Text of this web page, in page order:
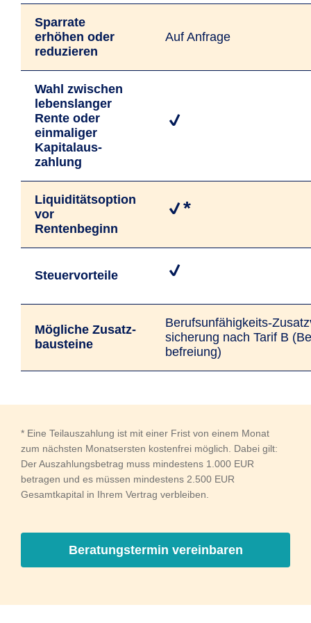
Sparrate
erhöhen oder
reduzieren
Auf Anfrage
Wahl zwischen
lebens­langer
Rente oder
einmaliger
Kapital­aus­
zahlung
Liquiditäts­option
vor
Rentenbeginn
*
Steuervorteile
Mögliche Zusatz­
bausteine
Berufs­unfähig­keits-
siche­rung nach Tarif B
befreiung)
* Eine Teilauszahlung ist mit einer Frist von einem Monat
zum nächsten Monatsersten kostenfrei möglich. Dabei gilt:
Der Auszahlungsbetrag muss mindestens 1.000 EUR
betragen und es müssen mindestens 2.500 EUR
Gesamtkapital in Ihrem Vertrag verbleiben.
Beratungstermin vereinbaren